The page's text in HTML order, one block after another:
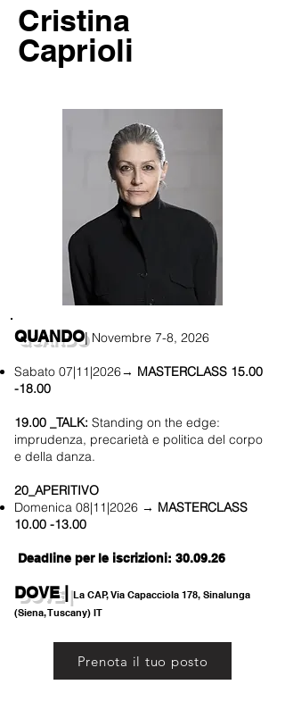
Cristina
Caprioli
QUANDO|Novembre 7-8, 2026
Sabato 07|11|2026→ MASTERCLASS 15.00
-18.00
19.00 _TALK: Standing on the edge:
imprudenza, precarietà e politica del corpo
e della danza.
20_APERITIVO
Domenica 08|11|2026 → MASTERCLASS
10.00 -13.00
Deadline per le iscrizioni: 30.09.26
DOVE |La CAP, Via Capacciola 178, Sinalunga
(Siena, Tuscany) IT
Prenota il tuo posto